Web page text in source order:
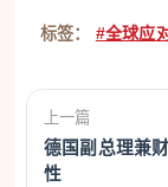
标签： #全球应
上一篇
德国副总理兼
性